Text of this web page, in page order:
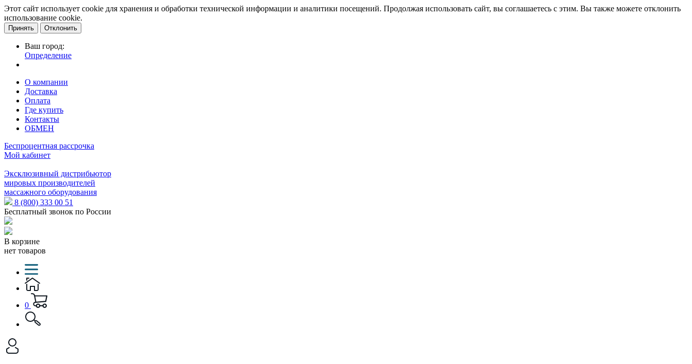
Этот сайт использует cookie для хранения и обработки технической информации и аналитики посещений. Продолжая использовать сайт, вы соглашаетесь с этим. Вы также можете отклонить
использование cookie.
Принять Отклонить
Ваш город:
Определение
О компании
Доставка
Оплата
Где купить
Контакты
ОБМЕН
Беспроцентная рассрочка
Мой кабинет
Эксклюзивный дистрибьютор
мировых производителей
массажного оборудования
8 (800) 333 00 51
Бесплатный звонок по России
В корзине
нет товаров
0